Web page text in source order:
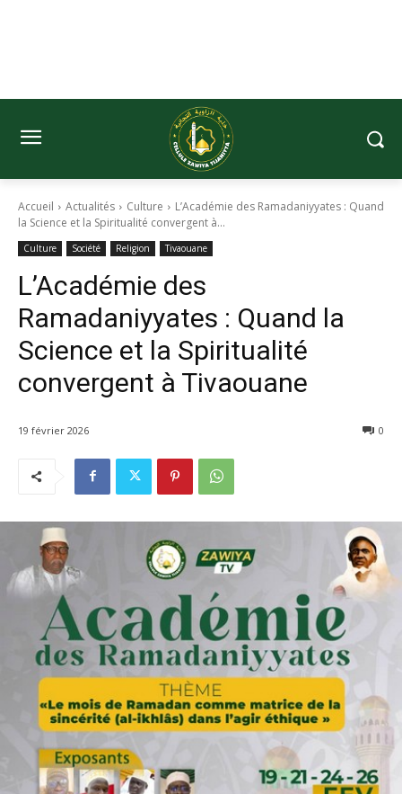
Accueil Actualités Culture
L’Académie des Ramadaniyyates : Quand
la Science et la Spiritualité convergent à...
Culture Société Religion Tivaouane
L’Académie des
Ramadaniyyates : Quand la
Science et la Spiritualité
convergent à Tivaouane
19 février 2026 0